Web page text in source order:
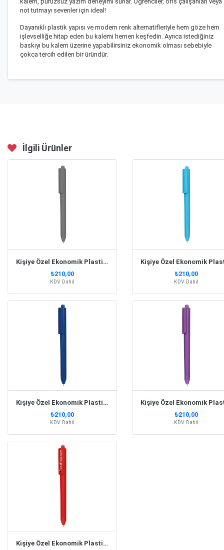
not tutmayı sevenler için ideal!
Dayanıklı plastik yapısı ve modern renk alternatifleriyle hem göze hem
işlevselliğe hitap eden bu kalemi hemen keşfedin. Ayrıca istediğiniz
baskıyı bu kalem üzerine yapabilirsiniz ekonomik olması sebebiyle
çokca tercih edilen bir üründür.
İlgili Ürünler
Kişiye Özel Ekonomik Plastik Füme Kalem
₺210,00
KDV Dahil
₺210,00
KDV Dahil
Kişiye Özel Ekonomik Plastik Lacivert Kalem
₺210,00
KDV Dahil
₺210,00
KDV Dahil
Kişiye Özel Ekonomik Plastik Kırmızı Kalem